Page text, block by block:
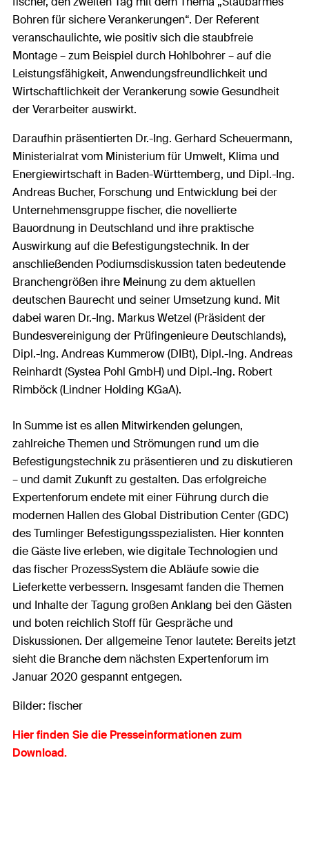
Bohren für sichere Verankerungen“. Der Referent
veranschaulichte, wie positiv sich die staubfreie
Montage – zum Beispiel durch Hohlbohrer – auf die
Leistungsfähigkeit, Anwendungsfreundlichkeit und
Wirtschaftlichkeit der Verankerung sowie Gesundheit
der Verarbeiter auswirkt.
Daraufhin präsentierten Dr.-Ing. Gerhard Scheuermann,
Ministerialrat vom Ministerium für Umwelt, Klima und
Energiewirtschaft in Baden-Württemberg, und Dipl.-Ing.
Andreas Bucher, Forschung und Entwicklung bei der
Unternehmensgruppe fischer, die novellierte
Bauordnung in Deutschland und ihre praktische
Auswirkung auf die Befestigungstechnik. In der
anschließenden Podiumsdiskussion taten bedeutende
Branchengrößen ihre Meinung zu dem aktuellen
deutschen Baurecht und seiner Umsetzung kund. Mit
dabei waren Dr.-Ing. Markus Wetzel (Präsident der
Bundesvereinigung der Prüfingenieure Deutschlands),
Dipl.-Ing. Andreas Kummerow (DIBt), Dipl.-Ing. Andreas
Reinhardt (Systea Pohl GmbH) und Dipl.-Ing. Robert
Rimböck (Lindner Holding KGaA).
In Summe ist es allen Mitwirkenden gelungen,
zahlreiche Themen und Strömungen rund um die
Befestigungstechnik zu präsentieren und zu diskutieren
– und damit Zukunft zu gestalten. Das erfolgreiche
Expertenforum endete mit einer Führung durch die
modernen Hallen des Global Distribution Center (GDC)
des Tumlinger Befestigungsspezialisten. Hier konnten
die Gäste live erleben, wie digitale Technologien und
das fischer ProzessSystem die Abläufe sowie die
Lieferkette verbessern. Insgesamt fanden die Themen
und Inhalte der Tagung großen Anklang bei den Gästen
und boten reichlich Stoff für Gespräche und
Diskussionen. Der allgemeine Tenor lautete: Bereits jetzt
sieht die Branche dem nächsten Expertenforum im
Januar 2020 gespannt entgegen.
Bilder: fischer
Hier finden Sie die Presseinformationen zum
Download.